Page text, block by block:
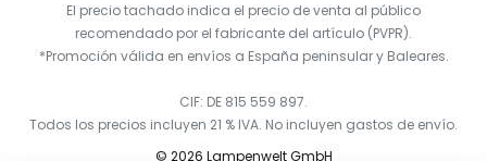
El precio tachado indica el precio de venta al público
recomendado por el fabricante del artículo (PVPR).
*Promoción válida en envíos a España peninsular y Baleares.
CIF: DE 815 559 897.
Todos los precios incluyen 21 % IVA. No incluyen gastos de envío.
© 2026 Lampenwelt GmbH